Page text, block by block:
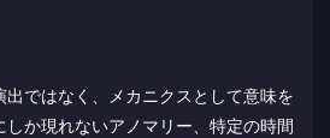
ではなく、メカニクスとして意味を
か現れないアノマリー、特定の時間